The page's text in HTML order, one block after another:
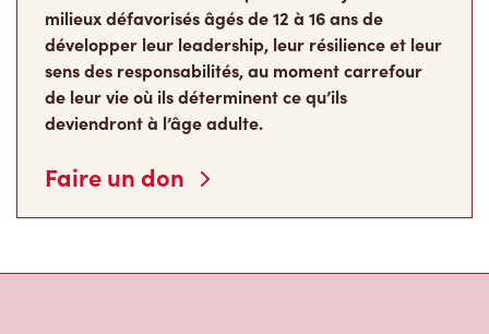
développer leur leadership, leur résilience et leur
sens des responsabilités, au moment carrefour
de leur vie où ils déterminent ce qu’ils
deviendront à l’âge adulte.
Faire un don